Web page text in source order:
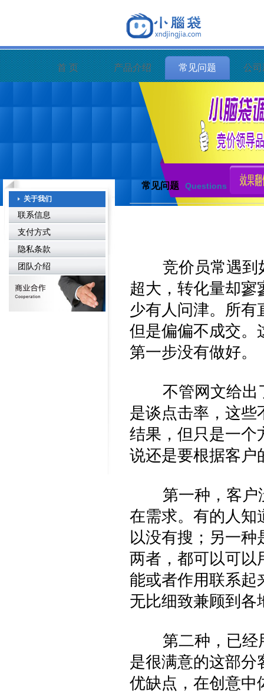
首 页 产品介绍 常见问题 公
关于我们
联系信息
支付方式
隐私条款
团队介绍
常见问题 Questions
竞价员常遇到如
超大，转化量却寥
少有人问津。所有
但是偏偏不成交。
第一步没有做好。
不管网文给出了
是谈点击率，这些
结果，但只是一个
说还是要根据客户
第一种，客户没
在需求。有的人知
以没有搜；另一种
两者，都可以可以
能或者作用联系起
无比细致兼顾到各
第二种，已经用
是很满意的这部分
优缺点，在创意中